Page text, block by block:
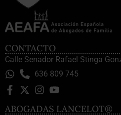
CONTACTO
Calle Senador Rafael Stinga
636 809 745
ABOGADAS LANCELOT®